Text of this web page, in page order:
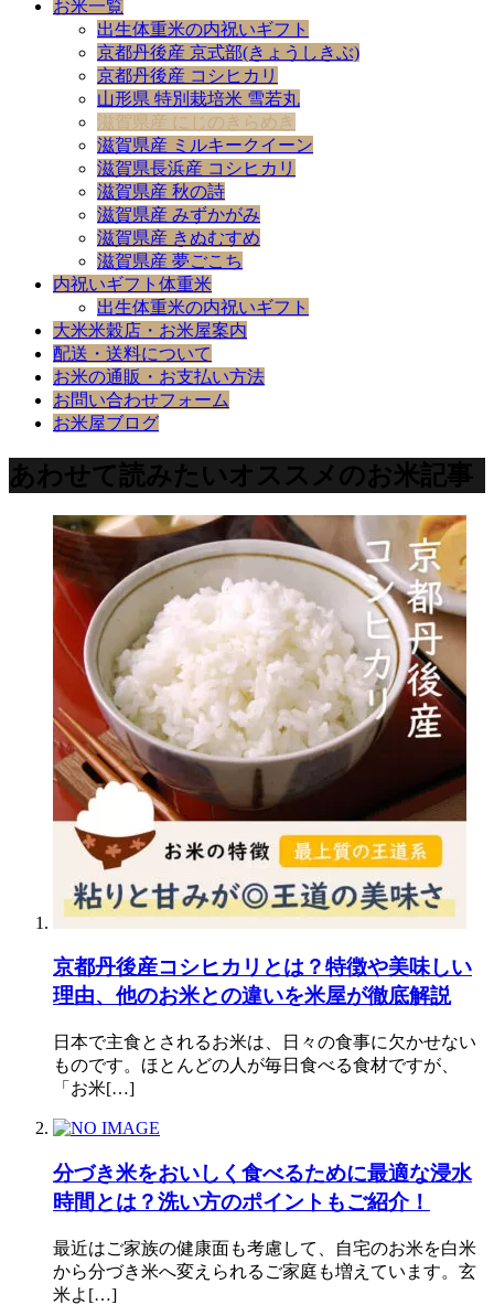
お米一覧
出生体重米の内祝いギフト
京都丹後産 京式部(きょうしきぶ)
京都丹後産 コシヒカリ
山形県 特別栽培米 雪若丸
滋賀県産 にじのきらめき
滋賀県産 ミルキークイーン
滋賀県長浜産 コシヒカリ
滋賀県産 秋の詩
滋賀県産 みずかがみ
滋賀県産 きぬむすめ
滋賀県産 夢ごこち
内祝いギフト体重米
出生体重米の内祝いギフト
大米米穀店・お米屋案内
配送・送料について
お米の通販・お支払い方法
お問い合わせフォーム
お米屋ブログ
あわせて読みたいオススメのお米記事
京都丹後産コシヒカリとは？特徴や美味しい
理由、他のお米との違いを米屋が徹底解説
日本で主食とされるお米は、日々の食事に欠かせない
ものです。ほとんどの人が毎日食べる食材ですが、
「お米[…]
分づき米をおいしく食べるために最適な浸水
時間とは？洗い方のポイントもご紹介！
最近はご家族の健康面も考慮して、自宅のお米を白米
から分づき米へ変えられるご家庭も増えています。玄
米よ[…]